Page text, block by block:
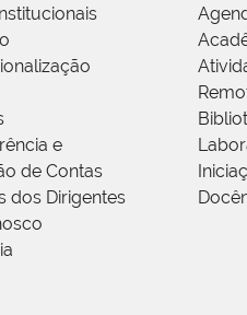
e
de Contas
dos Dirigentes